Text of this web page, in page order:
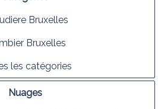
Bruxelles
Bruxelles
les catégories
Nuages